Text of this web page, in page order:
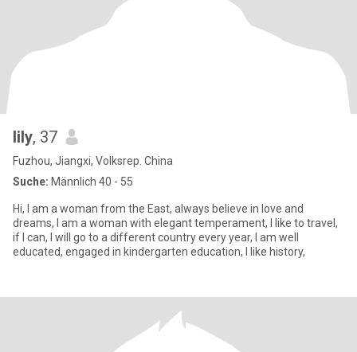
lily, 37
Fuzhou, Jiangxi, Volksrep. China
Suche: Männlich 40 - 55
Hi, I am a woman from the East, always believe in love and
dreams, I am a woman with elegant temperament, I like to travel,
if I can, I will go to a different country every year, I am well
educated, engaged in kindergarten education, I like history,